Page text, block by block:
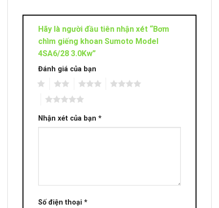
Hãy là người đầu tiên nhận xét “Bơm
chìm giếng khoan Sumoto Model
4SA6/28 3.0Kw”
Đánh giá của bạn
Nhận xét của bạn *
Số điện thoại *